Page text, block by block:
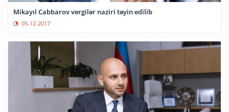
Mikayıl Cabbarov vergilər naziri təyin edilib
05-12-2017